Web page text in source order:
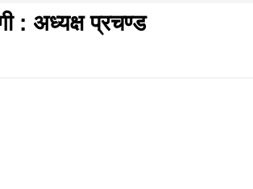
: अध्यक्ष प्रचण्ड